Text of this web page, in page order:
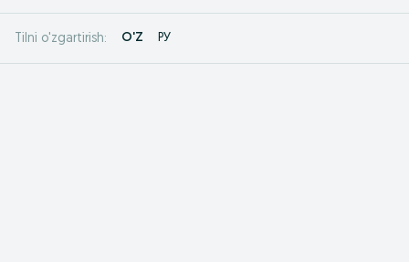
Tilni o'zgartirish: O'Z РУ